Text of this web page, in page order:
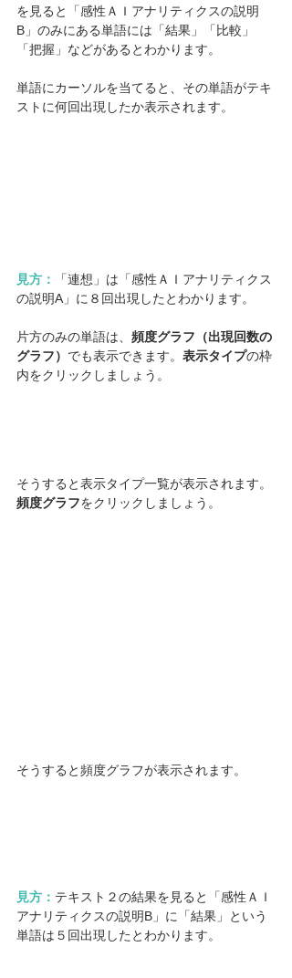
を見ると「感性ＡＩアナリティクスの説明
B」のみにある単語には「結果」「比較」
「把握」などがあるとわかります。
単語にカーソルを当てると、その単語がテキ
ストに何回出現したか表示されます。
見方：
「連想」は「感性ＡＩアナリティクス
の説明A」に８回出現したとわかります。
片方のみの単語は、 頻度グラフ（出現回数の
グラフ） でも表示できます。 表示タイプの枠
内をクリックしましょう。
そうすると表示タイプ一覧が表示されます。
頻度グラフをクリックしましょう。
そうすると頻度グラフが表示されます。
見方： テキスト２の結果を見ると「感性ＡＩ
アナリティクスの説明B」に「結果」という
単語は５回出現したとわかります。